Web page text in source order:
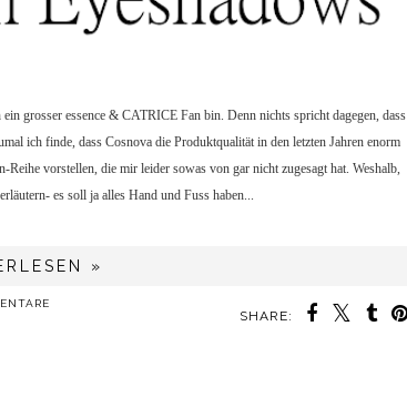
grosser essence & CATRICE Fan bin. Denn nichts spricht dagegen, dass
ich finde, dass Cosnova die Produktqualität in den letzten Jahren enorm
vorstellen, die mir leider sowas von gar nicht zugesagt hat. Weshalb,
es soll ja alles Hand und Fuss haben...
»
SHARE: